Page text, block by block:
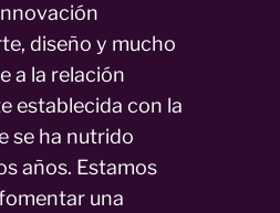
diseño y mucho
a la relación
establecida con la
se ha nutrido
años. Estamos
una